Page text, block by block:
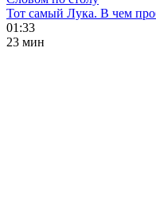
Тот самый Лука. В чем
01:33
23 мин